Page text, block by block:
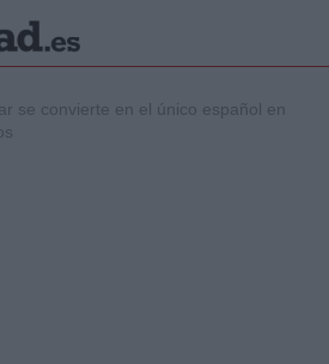
se convierte en el único español en